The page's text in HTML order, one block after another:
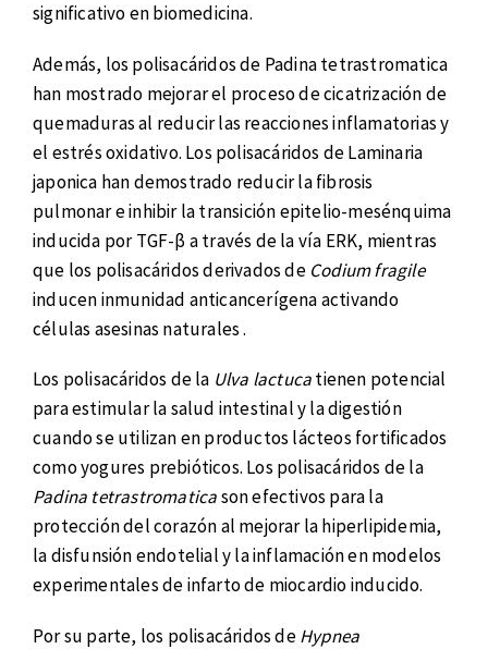
significativo en biomedicina.
Además, los polisacáridos de Padina tetrastromatica
han mostrado mejorar el proceso de cicatrización de
quemaduras al reducir las reacciones inflamatorias y
el estrés oxidativo. Los polisacáridos de Laminaria
japonica han demostrado reducir la fibrosis
pulmonar e inhibir la transición epitelio-mesénquima
inducida por TGF-β a través de la vía ERK, mientras
que los polisacáridos derivados de Codium fragile
inducen inmunidad anticancerígena activando
células asesinas naturales .
Los polisacáridos de la Ulva lactucatienen potencial
para estimular la salud intestinal y la digestión
cuando se utilizan en productos lácteos fortificados
como yogures prebióticos. Los polisacáridos de la
Padina tetrastromaticason efectivos para la
protección del corazón al mejorar la hiperlipidemia,
la disfunsión endotelial y la inflamación en modelos
experimentales de infarto de miocardio inducido.
Por su parte, los polisacáridos deHypnea